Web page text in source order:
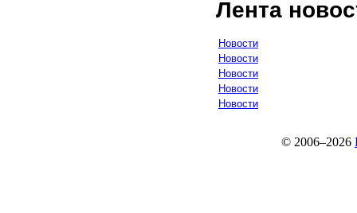
Лента
Новости
Новости
Новости
Новости
Новости
© 2006–2026